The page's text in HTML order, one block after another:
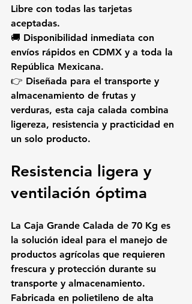
Libre con todas las tarjetas
aceptadas.
🚚 Disponibilidad inmediata con
envíos rápidos en CDMX y a toda la
República Mexicana.
👉 Diseñada para el transporte y
almacenamiento de frutas y
verduras, esta caja calada combina
ligereza, resistencia y practicidad en
un solo producto.
Resistencia ligera y
ventilación óptima
La Caja Grande Calada de 70 Kg es
la solución ideal para el manejo de
productos agrícolas que requieren
frescura y protección durante su
transporte y almacenamiento.
Fabricada en polietileno de alta